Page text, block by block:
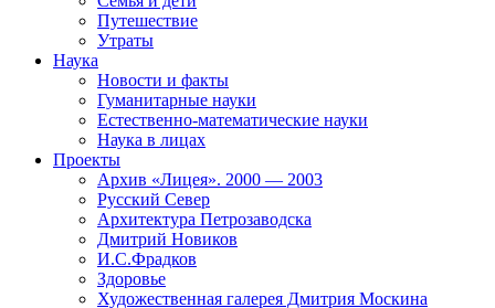
Путешествие
Утраты
Наука
Новости и факты
Гуманитарные науки
Естественно-математические науки
Наука в лицах
Проекты
Архив «Лицея». 2000 — 2003
Русский Север
Архитектура Петрозаводска
Дмитрий Новиков
И.С.Фрадков
Здоровье
Художественная галерея Дмитрия Москина